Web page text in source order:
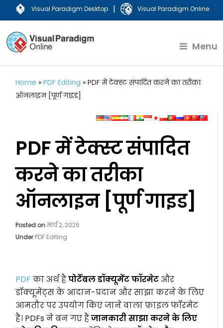
Visual Paradigm Desktop | Visual Paradigm Online
Menu
Home »PDF Editing »PDF में टेक्स्ट संपादित करने का तरीका
ऑनलाइन [पूर्ण गाइड]
PDF में टेक्स्ट संपादित
करने का तरीका
ऑनलाइन [पूर्ण गाइड]
Posted onमार्च 2, 2026
Under PDF Editing
PDF का अर्थ हैपोर्टेबल डॉक्यूमेंट फॉरमेट और
डॉक्यूमेंट्स के आदान-प्रदान और साझा करने के लिए
आमतौर पर उपयोग किए जाने वाला फ़ाइल फॉरमेट
है। PDFs ने बन गए हैंजानकारी साझा करने के लिए